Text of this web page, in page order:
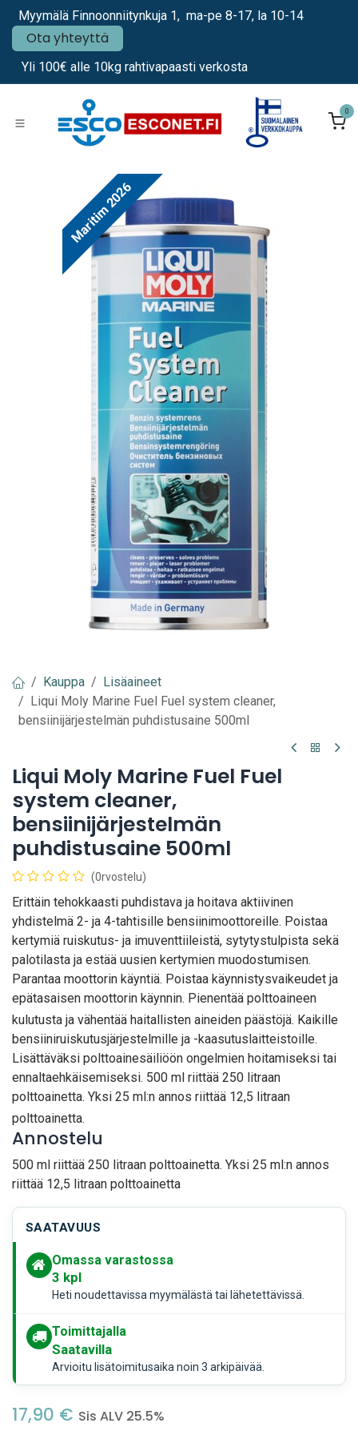
Siirry sisältöön
Myymälä Finnoonniitynkuja 1, ma-pe 8-17, la 10-14
Ota yhteyttä
Yli 100€ alle 10kg rahtivapaasti verkosta
0
Maritim 2026
Kauppa
Lisäaineet
Liqui Moly Marine Fuel Fuel system cleaner,
bensiinijärjestelmän puhdistusaine 500ml
Liqui Moly Marine Fuel Fuel
system cleaner,
bensiinijärjestelmän
puhdistusaine 500ml
(0rvostelu)
Erittäin tehokkaasti puhdistava ja hoitava aktiivinen
yhdistelmä 2- ja 4-tahtisille bensiinimoottoreille. Poistaa
kertymiä ruiskutus- ja imuventtiileistä, sytytystulpista sekä
palotilasta ja estää uusien kertymien muodostumisen.
Parantaa moottorin käyntiä. Poistaa käynnistysvaikeudet ja
epätasaisen moottorin käynnin. Pienentää polttoaineen
kulutusta ja vähentää haitallisten aineiden päästöjä. Kaikille
bensiiniruiskutusjärjestelmille ja -kaasutuslaitteistoille.
Lisättäväksi polttoainesäiliöön ongelmien hoitamiseksi tai
ennaltaehkäisemiseksi. 500 ml riittää 250 litraan
polttoainetta. Yksi 25 ml:n annos riittää 12,5 litraan
polttoainetta.
Annostelu
500 ml riittää 250 litraan polttoainetta. Yksi 25 ml:n annos
riittää 12,5 litraan polttoainetta
SAATAVUUS
Omassa varastossa
3 kpl
Heti noudettavissa myymälästä tai lähetettävissä.
Toimittajalla
Saatavilla
Arvioitu lisätoimitusaika noin 3 arkipäivää.
17,90 € Sis ALV 25.5%